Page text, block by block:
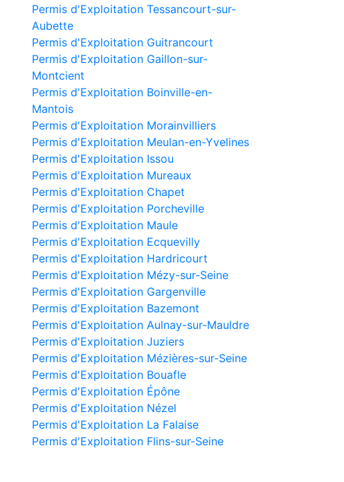
Permis d'Exploitation Tessancourt-sur-
Aubette
Permis d'Exploitation Guitrancourt
Permis d'Exploitation Gaillon-sur-
Montcient
Permis d'Exploitation Boinville-en-
Mantois
Permis d'Exploitation Morainvilliers
Permis d'Exploitation Meulan-en-Yvelines
Permis d'Exploitation Issou
Permis d'Exploitation Mureaux
Permis d'Exploitation Chapet
Permis d'Exploitation Porcheville
Permis d'Exploitation Maule
Permis d'Exploitation Ecquevilly
Permis d'Exploitation Hardricourt
Permis d'Exploitation Mézy-sur-Seine
Permis d'Exploitation Gargenville
Permis d'Exploitation Bazemont
Permis d'Exploitation Aulnay-sur-Mauldre
Permis d'Exploitation Juziers
Permis d'Exploitation Mézières-sur-Seine
Permis d'Exploitation Bouafle
Permis d'Exploitation Épône
Permis d'Exploitation Nézel
Permis d'Exploitation La Falaise
Permis d'Exploitation Flins-sur-Seine